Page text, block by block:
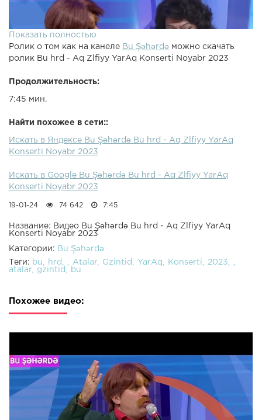
Показать полностью
Ролик о том как на канеле Bu Şəhərdə можно скачать
ролик Bu hrd - Aq Zlfiyy YarAq Konserti Noyabr 2023
Продолжительность:
7:45 мин.
Найти похожее в сети::
Искать в Яндексе Bu Şəhərdə Bu hrd - Aq Zlfiyy YarAq
Konserti Noyabr 2023
Искать в Google Bu Şəhərdə Bu hrd - Aq Zlfiyy YarAq
Konserti Noyabr 2023
19-01-24 74 642 7:45
Название: Видео Bu Şəhərdə Bu hrd - Aq Zlfiyy YarAq
Konserti Noyabr 2023
Категории: Bu Şəhərdə
Теги: bu hrd Atalar Gzintid YarAq Konserti
2023
atalar
gzintid bu
Похожее видео: